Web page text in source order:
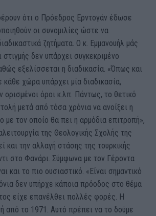
ότι ο Πρόεδρος Ερντογάν έδωσε
οι συνομιλίες ώστε να
ζητήματα. Ο κ. Εμμανουήλ μάς
στιγμής δεν υπάρχει συγκεκριμένο
εξελίσσεται η διαδικασία. «Όπως και
κάθε χώρα υπάρχει μία διαδικασία,
ορισμένοι όροι κ.λπ. Πάντως, το θετικό
μετά από τόσα χρόνια να ανοίξει η
με τον οποίο θα πει η αρμόδια επιτροπή»,
της Θεολογικής Σχολής της
και την αλλαγή στάσης της τουρκικής
στο Φανάρι. Σύμφωνα με τον Γέροντα
και το πιο ουσιαστικό. «Είναι σημαντικό
δεν υπήρχε κάποια πρόοδος στο θέμα
είχε επανέλθει πολλές φορές. Η
από το 1971. Αυτό πρέπει να το δούμε